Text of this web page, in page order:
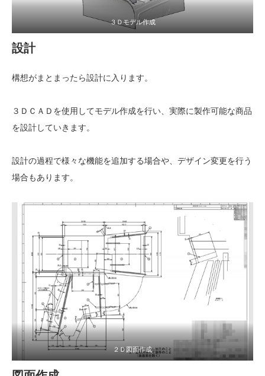
３Ｄモデル作成
設計
構想がまとまったら設計に入ります。
３ＤＣＡＤを使用してモデル作成を行い、実際に製作可能な商品
を設計していきます。
設計の過程で様々な機能を追加する場合や、デザイン変更を行う
場合もあります。
２Ｄ図面作成